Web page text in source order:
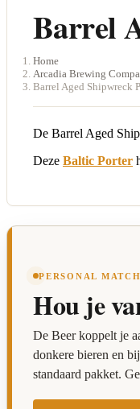
Barrel
Home
Arcadia Brewing
Barrel Aged Shipwreck
De Barrel Aged
Deze Baltic Porter
PERSONAL
Hou je
De Beer koppelt je
donkere bieren en
standaard pakket.